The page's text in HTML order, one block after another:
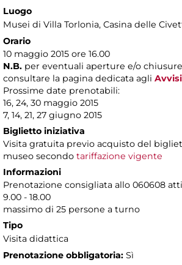
Luogo
Musei di Villa Torlonia, Casina delle
Orario
10 maggio 2015 ore 16.00
N.B. per eventuali aperture e/o
consultare la pagina dedicata agli Avvisi
Prossime date prenotabili:
16, 24, 30 maggio 2015
7, 14, 21, 27 giugno 2015
Biglietto iniziativa
Visita gratuita previo acquisto del
museo secondo tariffazione vigente
Informazioni
Prenotazione consigliata allo 060608
9.00 - 18.00
massimo di 25 persone a turno
Tipo
Visita didattica
Prenotazione obbligatoria: Sì